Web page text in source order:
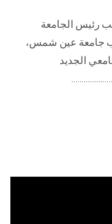
رئيس الجامعة
جامعة عين شمس،
الجديد